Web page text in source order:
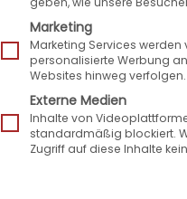
Marketing
Marketing Services
personalisierte Werbung
Websites hinweg verfolgen.
Externe Medien
Inhalte von
standardmäßig blockiert.
Zugriff auf diese Inhalte